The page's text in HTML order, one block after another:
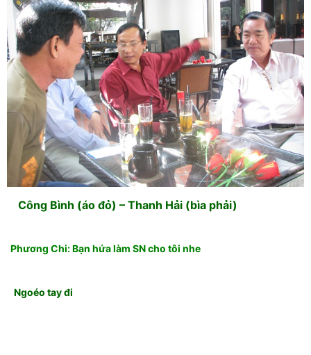
Công Bình (áo đỏ) – Thanh Hải (bìa phải)
Phương Chi: Bạn hứa làm SN cho tôi nhe
Ngoéo tay đi